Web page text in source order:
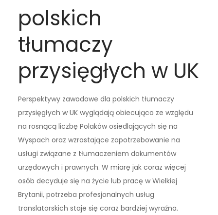
polskich
tłumaczy
przysięgłych w UK
Perspektywy zawodowe dla polskich tłumaczy
przysięgłych w UK wyglądają obiecująco ze względu
na rosnącą liczbę Polaków osiedlających się na
Wyspach oraz wzrastające zapotrzebowanie na
usługi związane z tłumaczeniem dokumentów
urzędowych i prawnych. W miarę jak coraz więcej
osób decyduje się na życie lub pracę w Wielkiej
Brytanii, potrzeba profesjonalnych usług
translatorskich staje się coraz bardziej wyraźna.